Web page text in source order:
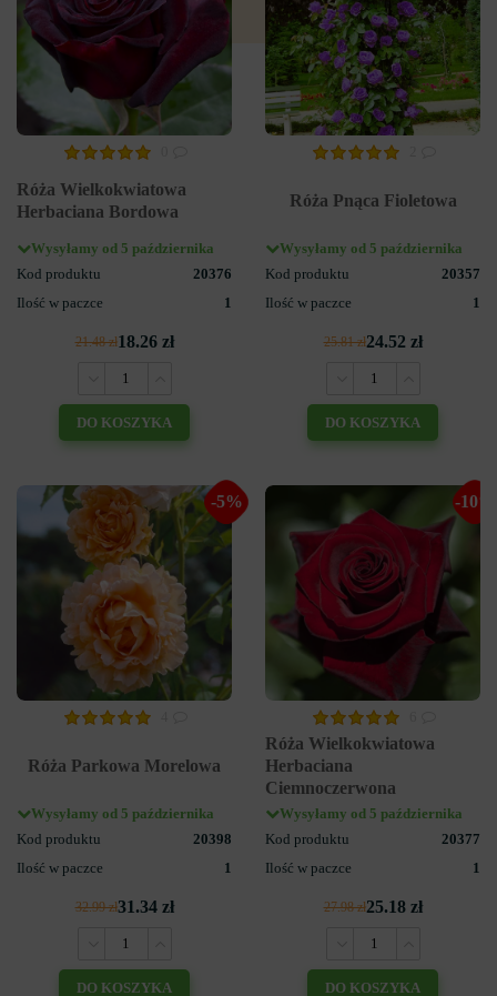
Róża Wielkokwiatowa
Herbaciana Bordowa
Wysyłamy od 5 października
Kod produktu
20376
Ilość w paczce
1
21.48 zł18.26 zł
DO KOSZYKA
Róża Pnąca Fioletowa
Wysyłamy od 5 października
Kod produktu
20357
Ilość w paczce
1
25.81 zł24.52 zł
DO KOSZYKA
-5%
Róża Parkowa Morelowa
Wysyłamy od 5 października
Kod produktu
20398
Ilość w paczce
1
32.99 zł31.34 zł
DO KOSZYKA
-10%
Róża Wielkokwiatowa
Herbaciana
Ciemnoczerwona
Wysyłamy od 5 października
Kod produktu
20377
Ilość w paczce
1
27.98 zł25.18 zł
DO KOSZYKA